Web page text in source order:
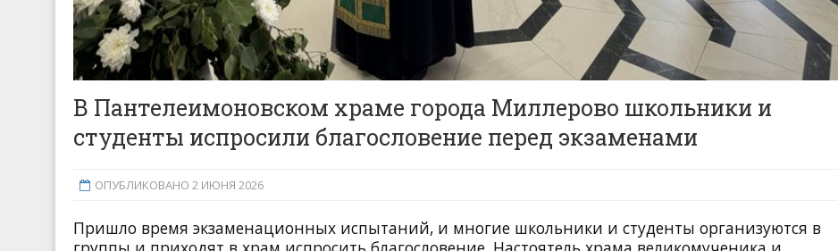
В Пантелеимоновском храме города Миллерово школьники и
студенты испросили благословение перед экзаменами
ОПУБЛИКОВАНО 2 ИЮНЯ 2026
Пришло время экзаменационных испытаний, и многие школьники и студенты организуются в